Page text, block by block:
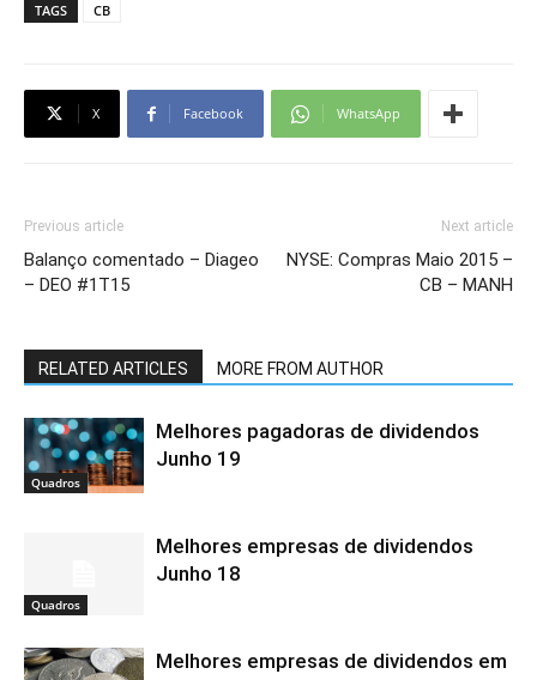
TAGS CB
X Facebook WhatsApp
Previous article
Balanço comentado – Diageo
– DEO #1T15
Next article
NYSE: Compras Maio 2015 –
CB – MANH
RELATED ARTICLES MORE FROM AUTHOR
Quadros
Melhores pagadoras de dividendos
Junho 19
Quadros
Melhores empresas de dividendos
Junho 18
Melhores empresas de dividendos em